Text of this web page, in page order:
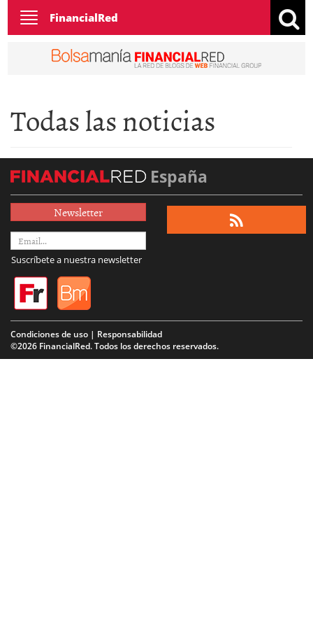
Toggle
navigation
FinancialRed
Todas las noticias
España
Newsletter
Suscríbete a nuestra newsletter
Condiciones de uso | Responsabilidad
©2026 FinancialRed. Todos los derechos reservados.